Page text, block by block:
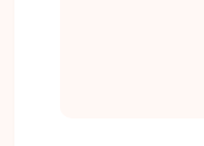
próximo a
comércios e
praticidade e